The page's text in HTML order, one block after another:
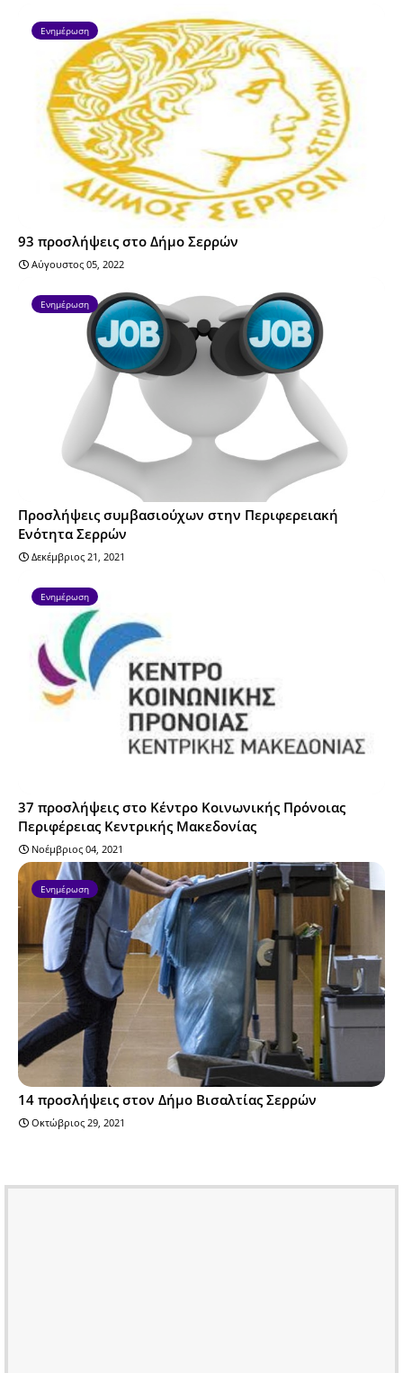
Ενημέρωση
93 προσλήψεις στο Δήμο Σερρών
Αύγουστος 05, 2022
Ενημέρωση
Προσλήψεις συμβασιούχων στην Περιφερειακή
Ενότητα Σερρών
Δεκέμβριος 21, 2021
Ενημέρωση
37 προσλήψεις στο Κέντρο Κοινωνικής Πρόνοιας
Περιφέρειας Κεντρικής Μακεδονίας
Νοέμβριος 04, 2021
Ενημέρωση
14 προσλήψεις στον Δήμο Βισαλτίας Σερρών
Οκτώβριος 29, 2021